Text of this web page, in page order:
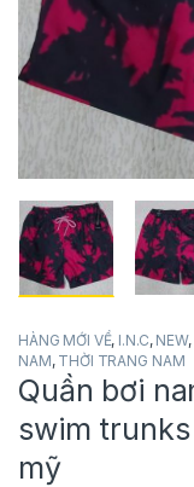
HÀNG MỚI VỀ, I.N.C, NEW,
NAM, THỜI TRANG NAM
Quần bơi
swim
mỹ